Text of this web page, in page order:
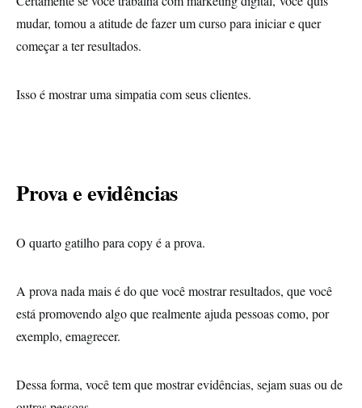
mudar, tomou a atitude de fazer um curso para iniciar e quer
começar a ter resultados.
Isso é mostrar uma simpatia com seus clientes.
Prova e evidências
O quarto gatilho para copy é a prova.
A prova nada mais é do que você mostrar resultados, que você
está promovendo algo que realmente ajuda pessoas como, por
exemplo, emagrecer.
Dessa forma, você tem que mostrar evidências, sejam suas ou de